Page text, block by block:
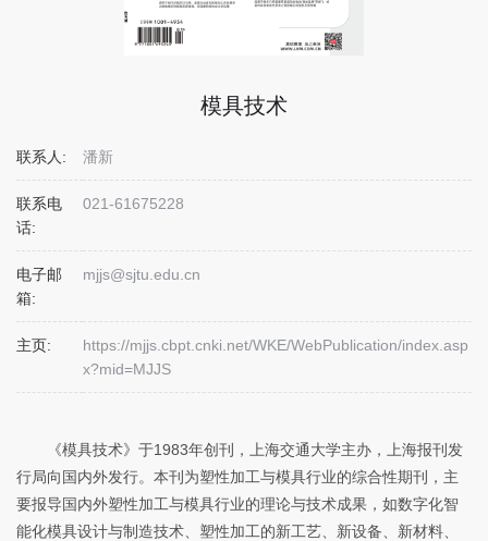
模具技术
联系人: 潘新
联系电
话:
021-61675228
电子邮
箱:
mjjs@sjtu.edu.cn
主页:
https://mjjs.cbpt.cnki.net/WKE/WebPublication/index.asp
x?mid=MJJS
《模具技术》于1983年创刊，上海交通大学主办，上海报刊发
行局向国内外发行。本刊为塑性加工与模具行业的综合性期刊，主
要报导国内外塑性加工与模具行业的理论与技术成果，如数字化智
能化模具设计与制造技术、塑性加工的新工艺、新设备、新材料、